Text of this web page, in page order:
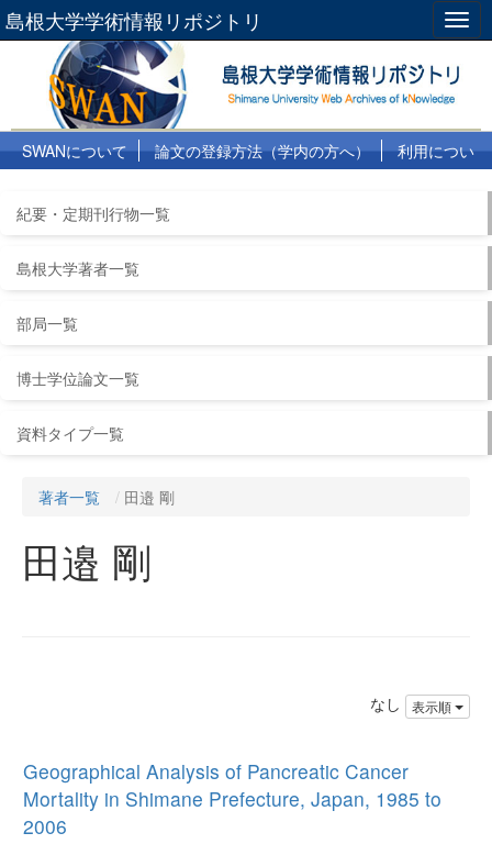
島根大学学術情報リポジトリ
SWANについて 論文の登録方法（学内の方へ）
利用につい
紀要・定期刊行物一覧
島根大学著者一覧
部局一覧
博士学位論文一覧
資料タイプ一覧
著者一覧 田邉 剛
田邉 剛
なし 表示順
Geographical Analysis of Pancreatic Cancer
Mortality in Shimane Prefecture, Japan, 1985 to
2006